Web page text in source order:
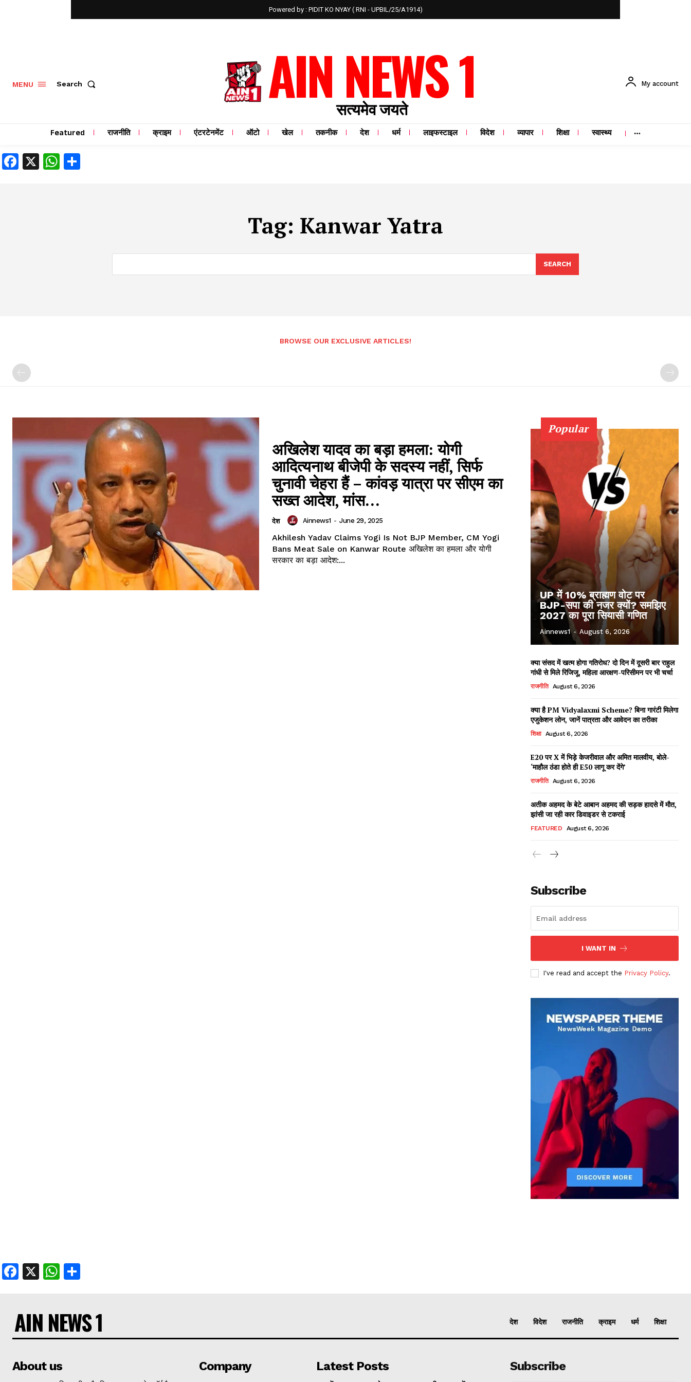
Powered by : PIDIT KO NYAY ( RNI - UPBIL/25/A1914)
MENU Search AIN NEWS 1
सत्यमेव जयते
My account
Featured राजनीति क्राइम एंटरटेनमेंट ऑटो खेल तकनीक देश धर्म लाइफस्टाइल विदेश व्यापार शिक्षा स्वास्थ्य
Facebook
X WhatsApp
Tag: Kanwar Yatra
SEARCH
BROWSE OUR EXCLUSIVE ARTICLES!
अखिलेश यादव का बड़ा हमला: योगी
आदित्यनाथ बीजेपी के सदस्य नहीं, सिर्फ
चुनावी चेहरा हैं – कांवड़ यात्रा पर सीएम का
सख्त आदेश, मांस...
देश Ainnews1 - June 29, 2025
Akhilesh Yadav Claims Yogi Is Not BJP Member, CM Yogi
Bans Meat Sale on Kanwar Route अखिलेश का हमला और योगी
सरकार का बड़ा आदेश:...
Popular
UP में 10% ब्राह्मण वोट पर
BJP-सपा की नजर क्यों? समझिए
2027 का पूरा सियासी गणित
Ainnews1 - August 6, 2026
क्या संसद में खत्म होगा गतिरोध? दो दिन में दूसरी बार राहुल
गांधी से मिले रिजिजू, महिला आरक्षण-परिसीमन पर भी चर्चा
राजनीति August 6, 2026
क्या है PM Vidyalaxmi Scheme? बिना गारंटी मिलेगा
एजुकेशन लोन, जानें पात्रता और आवेदन का तरीका
शिक्षा August 6, 2026
E20 पर X में भिड़े केजरीवाल और अमित मालवीय, बोले-
‘माहौल ठंडा होते ही E50 लागू कर देंगे’
राजनीति August 6, 2026
अतीक अहमद के बेटे आबान अहमद की सड़क हादसे में मौत,
झांसी जा रही कार डिवाइडर से टकराई
FEATURED August 6, 2026
Subscribe
I WANT IN
I've read and accept the Privacy Policy.
Facebook
X WhatsApp
AIN NEWS 1 देश विदेश राजनीति क्राइम धर्म शिक्षा
About us Company Latest Posts Subscribe